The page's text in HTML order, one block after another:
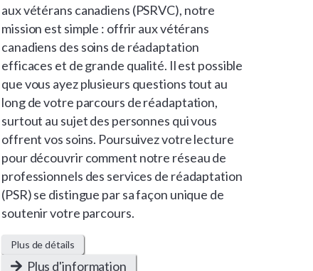
aux vétérans canadiens (PSRVC), notre
mission est simple : offrir aux vétérans
canadiens des soins de réadaptation
efficaces et de grande qualité. Il est possible
que vous ayez plusieurs questions tout au
long de votre parcours de réadaptation,
surtout au sujet des personnes qui vous
offrent vos soins. Poursuivez votre lecture
pour découvrir comment notre réseau de
professionnels des services de réadaptation
(PSR) se distingue par sa façon unique de
soutenir votre parcours.
Plus de détails
Plus d'information